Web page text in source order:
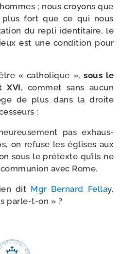
; nous croyons que
fort que ce qui nous
du repli iden­ti­taire, le
est une condi­tion pour
« catho­lique »,sous le
XVI, com­met sans aucun
de plus dans la droite
:
pas exhaus­
on refuse les églises aux
sous le pré­texte qu’ils ne
avec Rome.
dit Mgr Bernard Fellay,
parle-t-on » ?